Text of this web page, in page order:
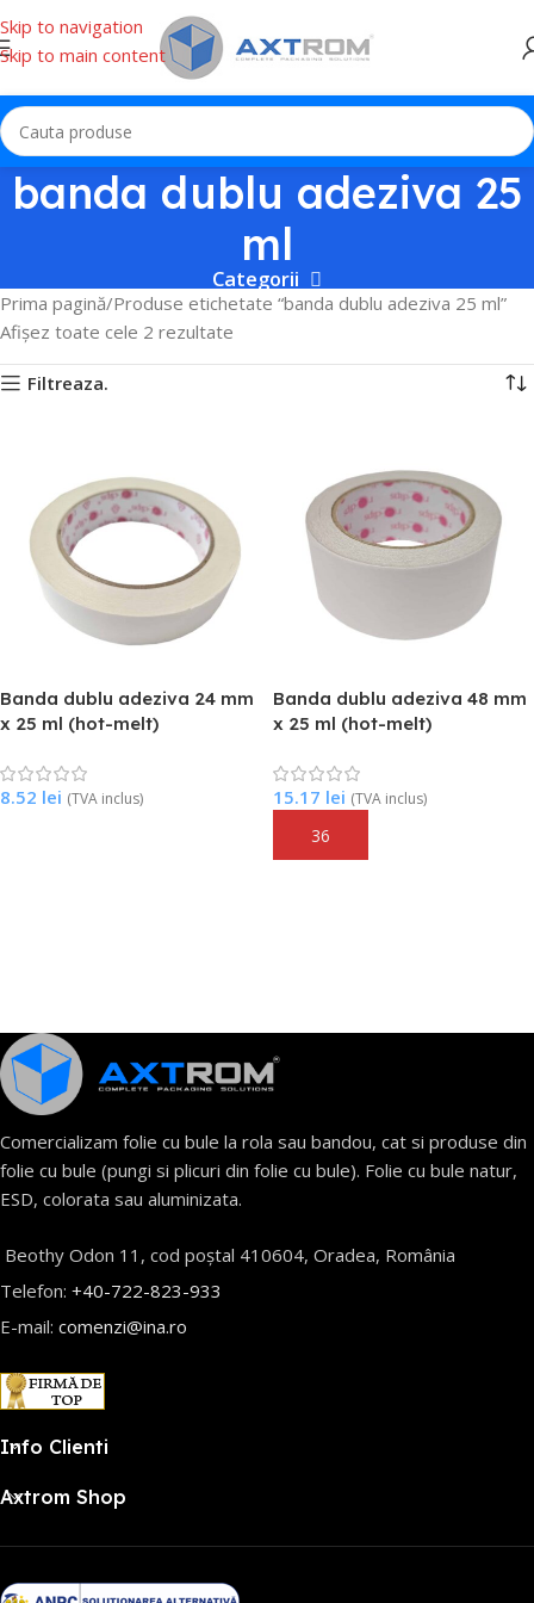
Skip to navigation
Skip to main content
banda dublu adeziva 25
ml
Categorii
Prima pagină Produse etichetate “banda dublu adeziva 25 ml”
Afișez toate cele 2 rezultate
Filtreaza.
Banda dublu adeziva 24 mm
x 25 ml (hot-melt)
8.52 lei (TVA inclus)
Banda dublu adeziva 48 mm
x 25 ml (hot-melt)
15.17 lei (TVA inclus)
Adaugă În Coș
Comercializam folie cu bule la rola sau bandou, cat si produse din
folie cu bule (pungi si plicuri din folie cu bule). Folie cu bule natur,
ESD, colorata sau aluminizata.
Beothy Odon 11, cod poștal 410604, Oradea, România
Telefon: +40-722-823-933
E-mail: comenzi@ina.ro
Info Clienti
Axtrom Shop